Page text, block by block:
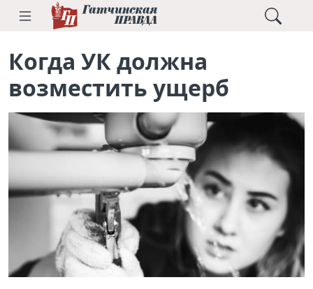
Когда УК должна
возместить ущерб